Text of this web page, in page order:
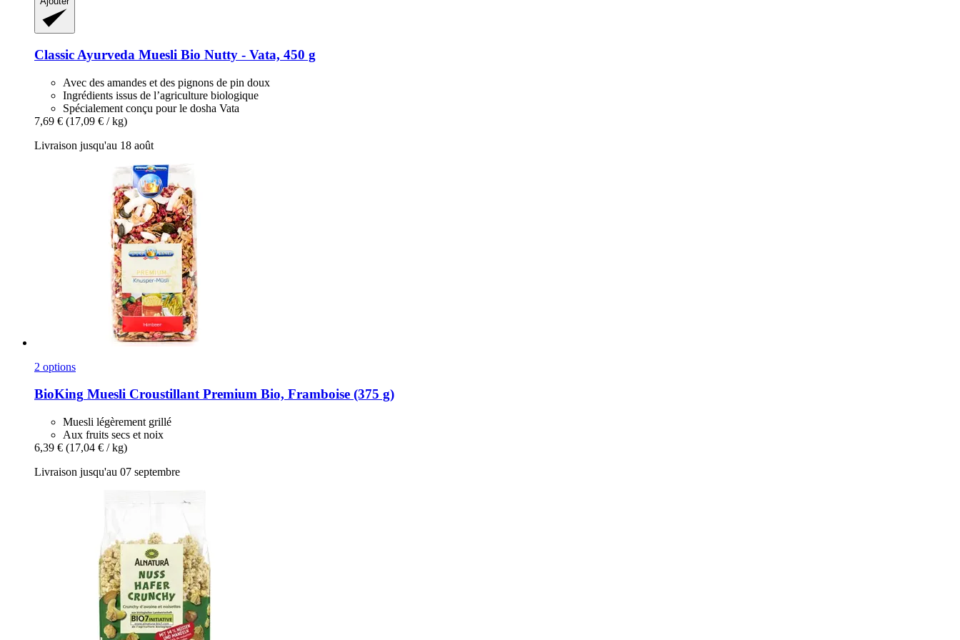
Classic Ayurveda Muesli Bio Nutty -​ Vata, 450 g
Avec des amandes et des pignons de pin doux
Ingrédients issus de l’agriculture biologique
Spécialement conçu pour le dosha Vata
7,69 € (17,09 € / kg)
Livraison jusqu'au 18 août
2 options
BioKing Muesli Croustillant Premium Bio, Framboise (375 g)
Muesli légèrement grillé
Aux fruits secs et noix
6,39 € (17,04 € / kg)
Livraison jusqu'au 07 septembre